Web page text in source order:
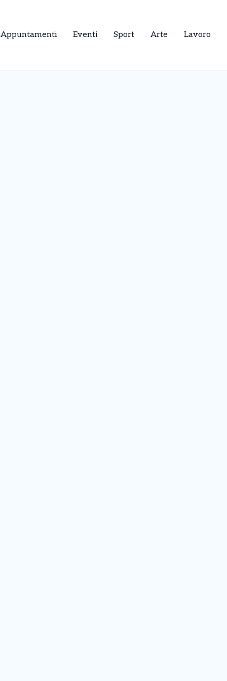
Appuntamenti Eventi Sport Arte Lavoro